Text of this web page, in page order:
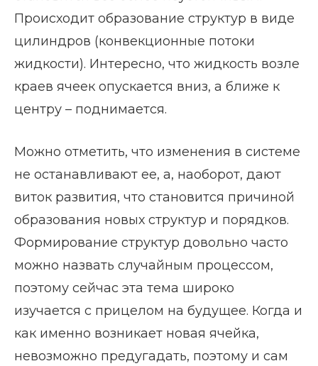
Происходит образование структур в виде
цилиндров (конвекционные потоки
жидкости). Интересно, что жидкость возле
краев ячеек опускается вниз, а ближе к
центру – поднимается.
Можно отметить, что изменения в системе
не останавливают ее, а, наоборот, дают
виток развития, что становится причиной
образования новых структур и порядков.
Формирование структур довольно часто
можно назвать случайным процессом,
поэтому сейчас эта тема широко
изучается с прицелом на будущее. Когда и
как именно возникает новая ячейка,
невозможно предугадать, поэтому и сам